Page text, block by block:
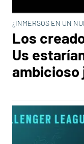
¿INMERSOS EN UN
Los
Us
ambicioso